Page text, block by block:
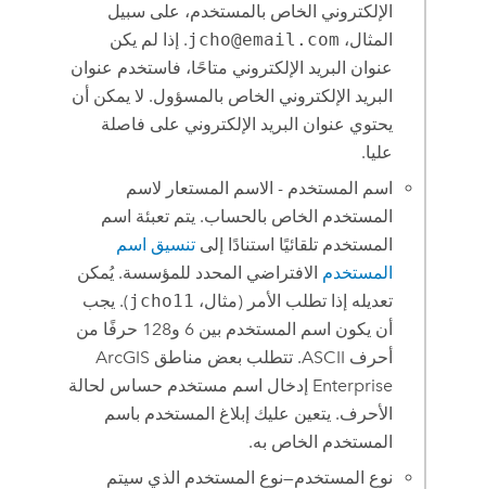
الإلكتروني الخاص بالمستخدم، على سبيل
المثال، jcho@email.com. إذا لم يكن
عنوان البريد الإلكتروني متاحًا، فاستخدم عنوان
البريد الإلكتروني الخاص بالمسؤول. لا يمكن أن
يحتوي عنوان البريد الإلكتروني على فاصلة
عليا.
اسم المستخدم - الاسم المستعار لاسم
المستخدم الخاص بالحساب. يتم تعبئة اسم
المستخدم تلقائيًا استنادًا إلى تنسيق اسم
المستخدم الافتراضي المحدد للمؤسسة. يُمكن
تعديله إذا تطلب الأمر (مثال، jcho11). يجب
أن يكون اسم المستخدم بين 6 و128 حرفًا من
أحرف ASCII. تتطلب بعض مناطق
ArcGIS
Enterprise إدخال اسم مستخدم حساس لحالة
الأحرف. يتعين عليك إبلاغ المستخدم باسم
المستخدم الخاص به.
نوع المستخدم—نوع المستخدم الذي سيتم